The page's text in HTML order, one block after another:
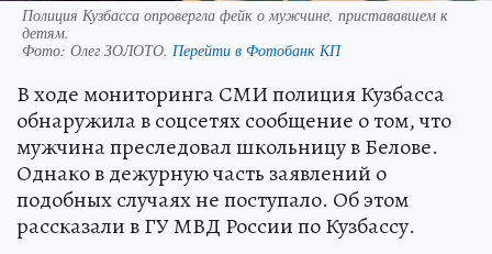
Полиция Кузбасса опровергла фейк о мужчине, пристававшем к
детям.
Фото: Олег ЗОЛОТО. Перейти в Фотобанк КП
В ходе мониторинга СМИ полиция Кузбасса
обнаружила в соцсетях сообщение о том, что
мужчина преследовал школьницу в Белове.
Однако в дежурную часть заявлений о
подобных случаях не поступало. Об этом
рассказали в ГУ МВД России по Кузбассу.